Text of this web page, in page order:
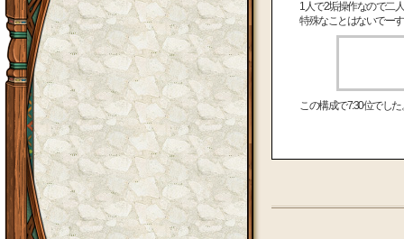
1人で2垢操作なので二
特殊なことはないでー
この構成で7:30位でし